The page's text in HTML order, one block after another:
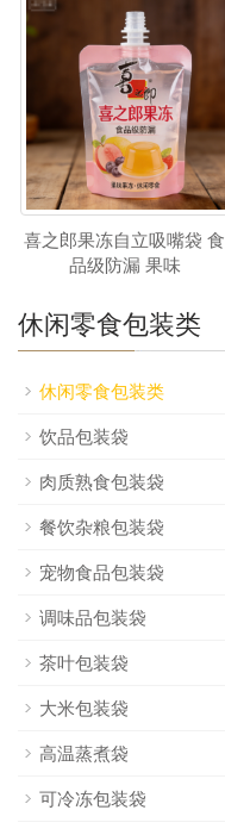
喜之郎果冻自立吸嘴袋 食
品级防漏 果味
休闲零食包装类
休闲零食包装类
饮品包装袋
肉质熟食包装袋
餐饮杂粮包装袋
宠物食品包装袋
调味品包装袋
茶叶包装袋
大米包装袋
高温蒸煮袋
可冷冻包装袋